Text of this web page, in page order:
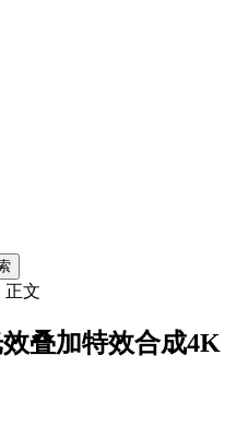
正文
叠加特效合成4K